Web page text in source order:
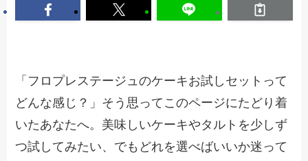
「フロプレステージュのケーキお試しセットって
どんな感じ？」そう思ってこのページにたどり着
いたあなたへ。美味しいケーキやタルトを少しず
つ試してみたい、でもどれを選べばいいか迷って